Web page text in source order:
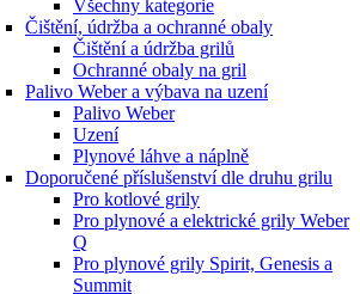
Všechny kategorie
Čištění, údržba a ochranné obaly
Čištění a údržba grilů
Ochranné obaly na gril
Palivo Weber a výbava na uzení
Palivo Weber
Uzení
Plynové láhve a náplně
Doporučené příslušenství dle druhu grilu
Pro kotlové grily
Pro plynové a elektrické grily Weber
Q
Pro plynové grily Spirit, Genesis a
Summit